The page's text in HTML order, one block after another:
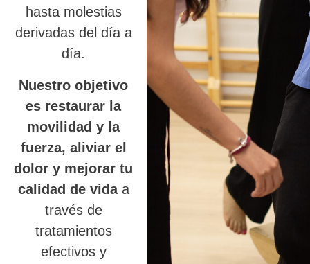
hasta molestias
derivadas del día a
día.
Nuestro objetivo
es restaurar la
movilidad y la
fuerza, aliviar el
dolor y mejorar tu
calidad de vidaa
través de
tratamientos
efectivos y